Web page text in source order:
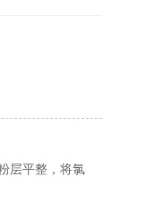
层平整，将氯